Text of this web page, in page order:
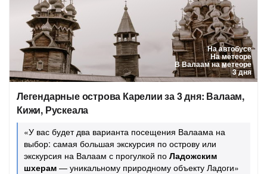
На автобусе
На метеоре
В Валаам на метеоре
3 дня
Легендарные острова Карелии за 3 дня: Валаам,
Кижи, Рускеала
«У вас будет два варианта посещения Валаама на
выбор: самая большая экскурсия по острову или
экскурсия на Валаам с прогулкой по Ладожским
шхерам — уникальному природному объекту Ладоги»